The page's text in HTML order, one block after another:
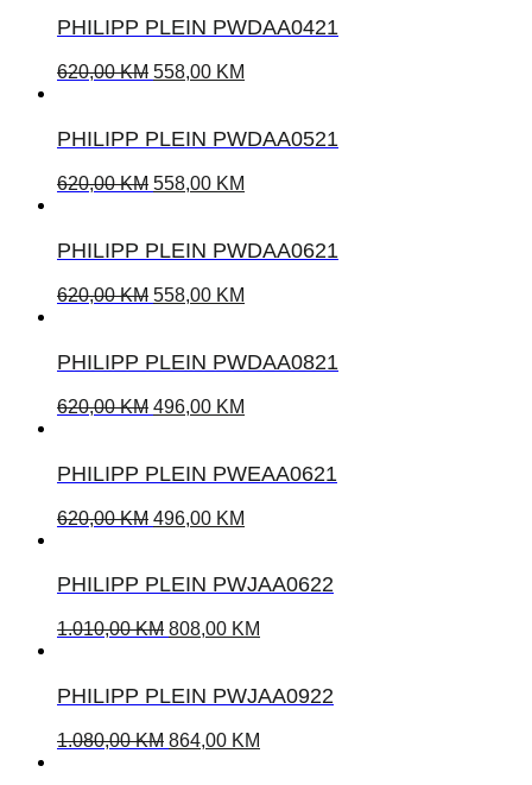
PHILIPP PLEIN PWDAA0421
620,00KM 558,00 KM
PHILIPP PLEIN PWDAA0521
620,00KM 558,00 KM
PHILIPP PLEIN PWDAA0621
620,00KM 558,00 KM
PHILIPP PLEIN PWDAA0821
620,00KM 496,00 KM
PHILIPP PLEIN PWEAA0621
620,00KM 496,00 KM
PHILIPP PLEIN PWJAA0622
1.010,00KM 808,00 KM
PHILIPP PLEIN PWJAA0922
1.080,00KM 864,00 KM